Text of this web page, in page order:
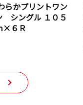
らかプリントワン
シングル １０５
×６Ｒ